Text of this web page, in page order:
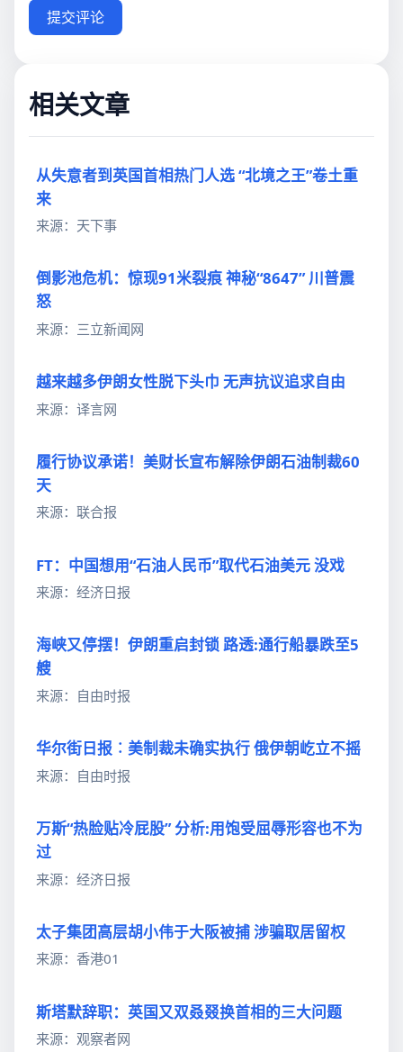
提交评论
相关文章
从失意者到英国首相热门人选 “北境之王”卷土重
来
来源：天下事
倒影池危机：惊现91米裂痕 神秘“8647” 川普震
怒
来源：三立新闻网
越来越多伊朗女性脱下头巾 无声抗议追求自由
来源：译言网
履行协议承诺！美财长宣布解除伊朗石油制裁60
天
来源：联合报
FT：中国想用“石油人民币”取代石油美元 没戏
来源：经济日报
海峡又停摆！伊朗重启封锁 路透:通行船暴跌至5
艘
来源：自由时报
华尔街日报︰美制裁未确实执行 俄伊朝屹立不摇
来源：自由时报
万斯“热脸贴冷屁股” 分析:用饱受屈辱形容也不为
过
来源：经济日报
太子集团高层胡小伟于大阪被捕 涉骗取居留权
来源：香港01
斯塔默辞职：英国又双叒叕换首相的三大问题
来源：观察者网